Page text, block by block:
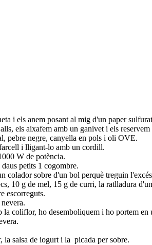
i els anem posant al mig d'un paper
els aixafem amb un ganivet i els
pebre negre, canyella en pols i oli OVE.
i lligant-lo amb un cordill.
W de potència.
petits 1 cogombre.
colador sobre d'un bol perquè treguin
10 g de mel, 15 g de curri, la ratlladura
escorreguts.
la coliflor, ho desemboliquem i ho portem en
salsa de iogurt i la picada per sobre.